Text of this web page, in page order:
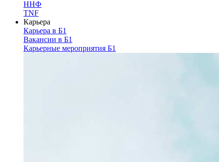
ННФ
TNF
Карьера
Карьера в Б1
Вакансии в Б1
Карьерные мероприятия Б1